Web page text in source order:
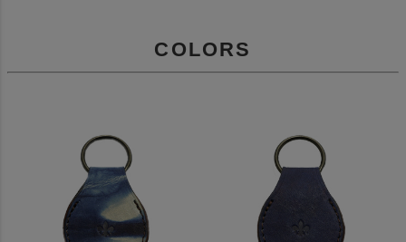
COLORS